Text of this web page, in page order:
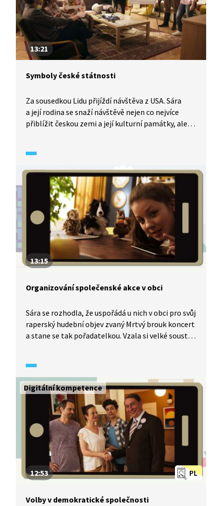
13:21
Symboly české státnosti
Za sousedkou Lidu přijíždí návštěva z USA. Sára
a její rodina se snaží návštěvě nejen co nejvíce
přiblížit českou zemi a její kulturní památky, ale
zná Česko lépe. Oba mile překvapí a Lidu se raduje,
že mládež na tom se znalostmi o vlasti není tak
špatně, ba naopak.
13:15
Organizování společenské akce v obci
Sára se rozhodla, že uspořádá u nich v obci pro svůj
raperský hudební objev zvaný Mrtvý brouk koncert
a stane se tak pořadatelkou. Vzala si velké sousto,
Sárou vsadí. Na zasedání obecního zastupitelstva
je pořádání koncertu odsouhlaseno a obec si bere
akci na starost. Objevuje se však petice. Kdo tedy
sázku vyhraje? Sára nebo Vojta? A kdo je tajemný
Mrtvý brouk?
Digitální kompetence
PL
12:53
Volby v demokratické společnosti